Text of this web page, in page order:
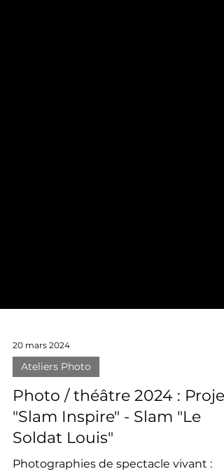
20 mars 2024
Ateliers Photo
Photo / théâtre 2024 : Projet
"Slam Inspire" - Slam "Le
Soldat Louis"